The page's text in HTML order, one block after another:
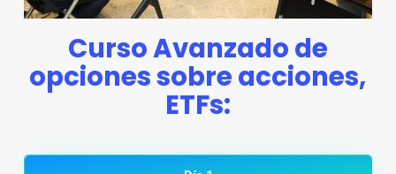
Curso Avanzado de
opciones sobre acciones,
ETFs: